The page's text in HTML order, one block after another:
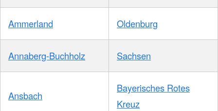
Ammerland Oldenburg
Annaberg-Buchholz Sachsen
Ansbach
Bayerisches Rotes
Kreuz